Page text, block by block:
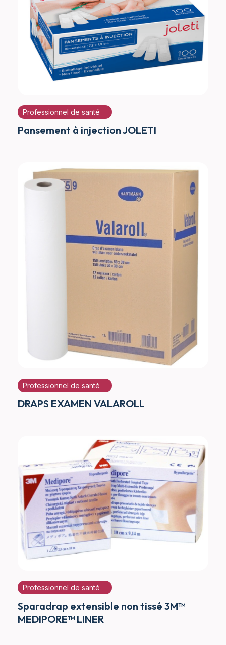
Professionnel de santé
Pansement à injection JOLETI
Professionnel de santé
DRAPS EXAMEN VALAROLL
Professionnel de santé
Sparadrap extensible non tissé 3M™
MEDIPORE™ LINER